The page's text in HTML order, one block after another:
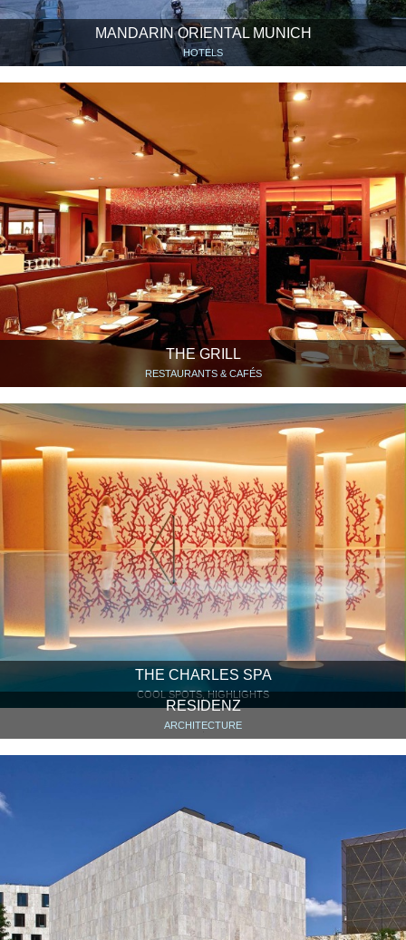
MANDARIN ORIENTAL MUNICH
HOTELS
THE GRILL
RESTAURANTS & CAFÉS
THE CHARLES SPA
COOL SPOTS, HIGHLIGHTS
RESIDENZ
ARCHITECTURE